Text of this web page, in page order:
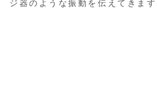
ジ器のような振動を伝えてきます